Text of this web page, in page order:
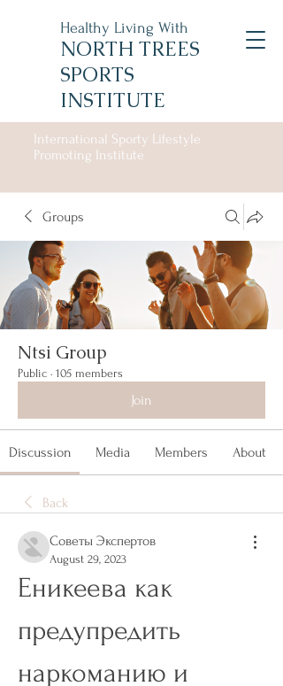
Healthy Living With
NORTH TREES
SPORTS
INSTITUTE
International Sporty Lifestyle
Promoting Institute
Groups
Ntsi Group
Public · 105 members
Join
Discussion Media Members About
Back
Советы Экспертов
August 29, 2023
Еникеева как
предупредить
наркоманию и